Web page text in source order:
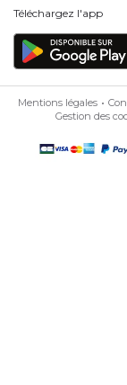
Téléchargez l'app
Mentions légales
Gestion des